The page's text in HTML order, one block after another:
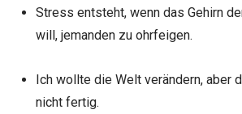
Stress entsteht, wenn das Gehirn
will, jemanden zu ohrfeigen.
Ich wollte die Welt verändern, aber
nicht fertig.